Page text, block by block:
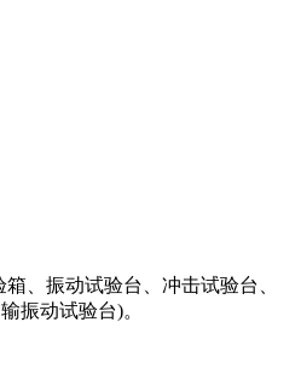
、振动试验台、冲击试验台、
振动试验台)。